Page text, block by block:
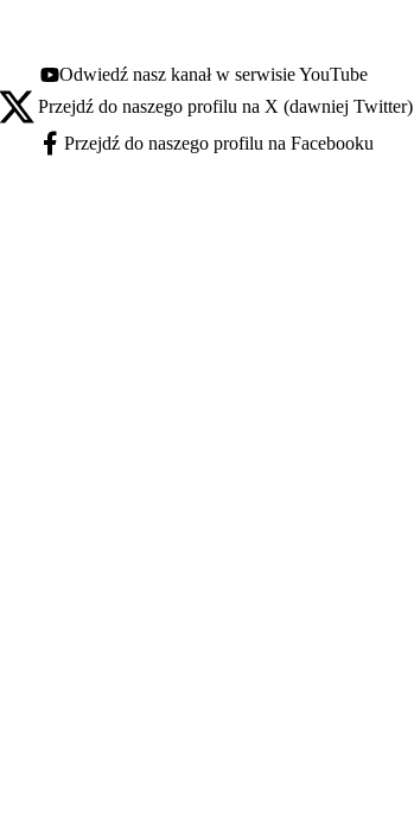
Youtube - otwiera się w nowej karcie
Odwiedź nasz kanał w serwisie YouTube
X - otwiera się w nowej karcie
Przejdź do naszego profilu na X (dawniej Twitter)
Facebook - otwiera się w nowej karcie
Przejdź do naszego profilu na Facebooku